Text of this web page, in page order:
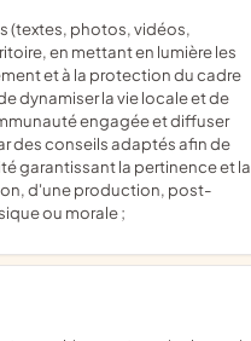
en mettant en lumière les
et à la protection du cadre
dynamiser la vie locale et de
engagée et diffuser
des conseils adaptés afin de
garantissant la pertinence et la
d'une production, post-
ou morale ;